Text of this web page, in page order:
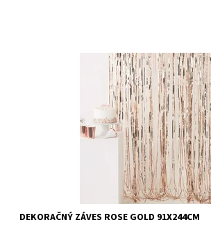
dekoračný záves výška 244cm šírka 91cm
DEKORAČNÝ ZÁVES ROSE GOLD 91X244CM